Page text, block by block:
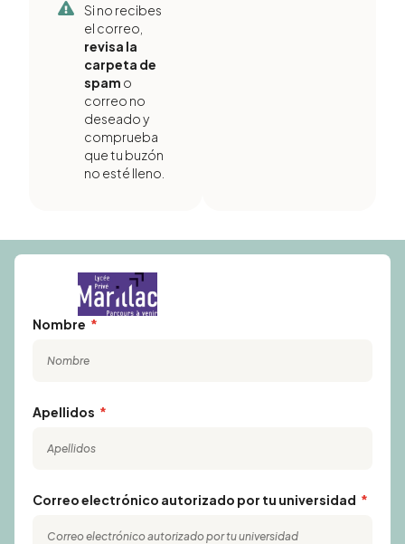
Si no recibes
el correo,
revisa la
carpeta de
spam o
correo no
deseado y
comprueba
que tu buzón
no esté lleno.
Nombre
Apellidos
Correo electrónico autorizado por tu universidad